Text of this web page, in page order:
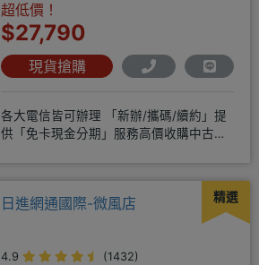
超低價！
$27,790
現貨搶購
各大電信皆可辦理 「新辦/攜碼/續約」提
供「免卡現金分期」服務高價收購中古機
精選
日進網通國際-微風店
4.9
(1432)